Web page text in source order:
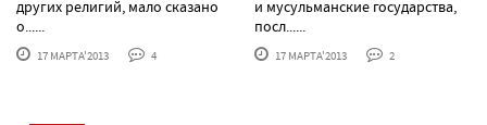
других религий, мало сказано
о......
17 МАРТА'2013 4
и мусульманские государства,
посл......
17 МАРТА'2013 2